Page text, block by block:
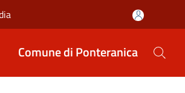
Comune di Ponteranica